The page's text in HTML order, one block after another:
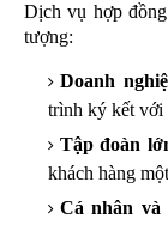
Dịch vụ hợp
tượng:
Doanh
trình ký kết với
Tập đoàn
khách hàng
Cá nhân và